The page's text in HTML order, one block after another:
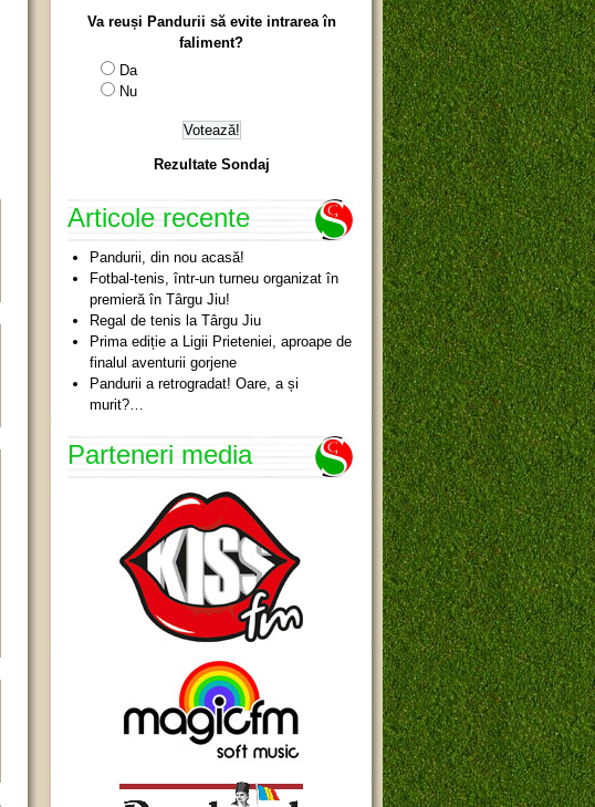
Va reuși Pandurii să evite intrarea în
faliment?
Da
Nu
Rezultate Sondaj
Articole recente
Pandurii, din nou acasă!
Fotbal-tenis, într-un turneu organizat în
premieră în Târgu Jiu!
Regal de tenis la Târgu Jiu
Prima ediție a Ligii Prieteniei, aproape de
finalul aventurii gorjene
Pandurii a retrogradat! Oare, a și
murit?…
Parteneri media